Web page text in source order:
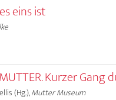
eins ist
Kurzer
(Hg.),Mutter Museum